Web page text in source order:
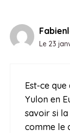
Le 23
Est-ce que
Yulon en
savoir si
comme le